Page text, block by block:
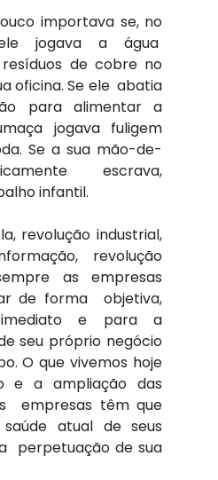
importava se, no
jogava a água
de cobre no
oficina. Se ele  abatia
para alimentar a
jogava fuligem
Se a sua mão-de-
escrava,
infantil.
revolução industrial,
revolução
as empresas
de forma  objetiva,
e para a
seu próprio negócio
O que vivemos hoje
e a ampliação das
empresas têm que
atual de seus
perpetuação de sua